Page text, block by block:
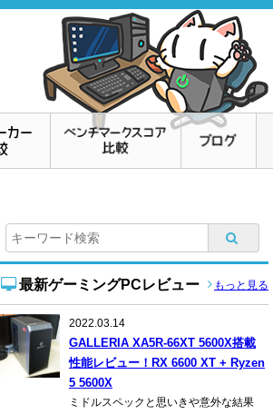
最新ゲーミングPCレビュー もっと見る
2022.03.14
GALLERIA XA5R-66XT 5600X搭載
性能レビュー！RX 6600 XT + Ryzen
5 5600X
ミドルスペックと思いきや意外な結果